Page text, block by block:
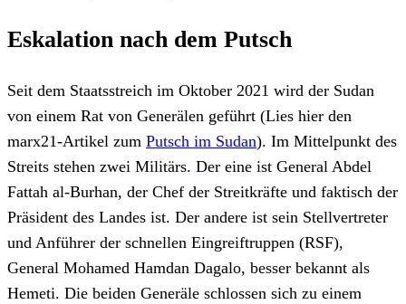
Eskalation nach dem Putsch
Seit dem Staatsstreich im Oktober 2021 wird der Sudan
von einem Rat von Generälen geführt (Lies hier den
marx21-Artikel zum Putsch im Sudan). Im Mittelpunkt des
Streits stehen zwei Militärs. Der eine ist General Abdel
Fattah al-Burhan, der Chef der Streitkräfte und faktisch der
Präsident des Landes ist. Der andere ist sein Stellvertreter
und Anführer der schnellen Eingreiftruppen (RSF),
General Mohamed Hamdan Dagalo, besser bekannt als
Hemeti. Die beiden Generäle schlossen sich zu einem